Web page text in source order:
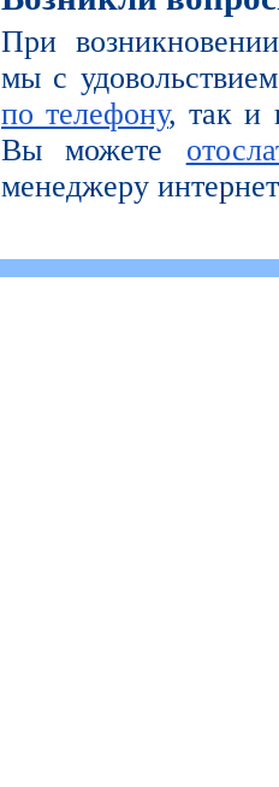
При
мы с
по телефону, так и
Вы можете
менеджеру